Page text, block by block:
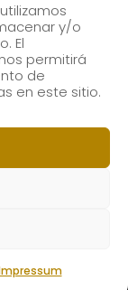
y/o
El
permitirá
de
en este sitio.
our news by